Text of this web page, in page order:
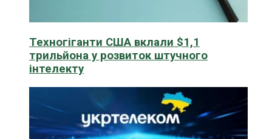
Техногіганти США вклали $1,1
трильйона у розвиток штучного
інтелекту